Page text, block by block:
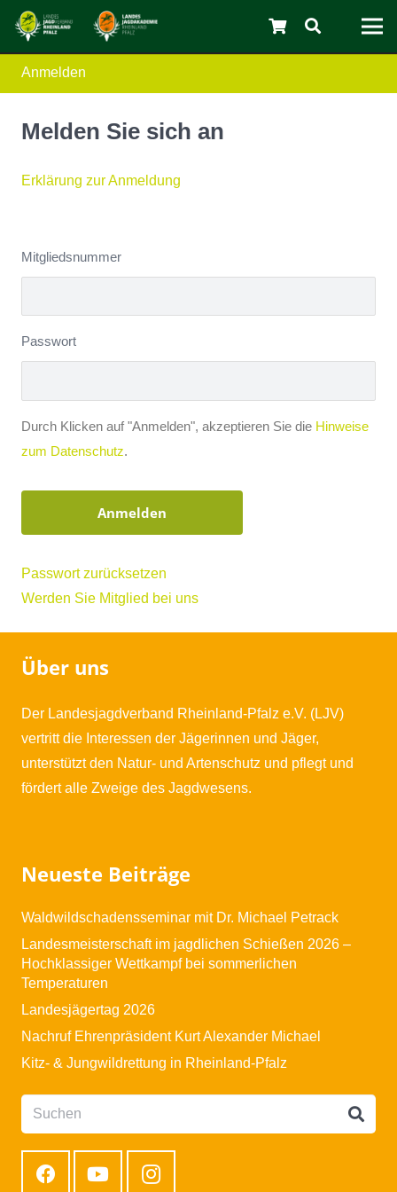
Anmelden
Melden Sie sich an
Erklärung zur Anmeldung
Mitgliedsnummer
Passwort
Durch Klicken auf "Anmelden", akzeptieren Sie die Hinweise
zum Datenschutz.
Passwort zurücksetzen
Werden Sie Mitglied bei uns
Über uns
Der Landesjagdverband Rheinland-Pfalz e.V. (LJV)
vertritt die Interessen der Jägerinnen und Jäger,
unterstützt den Natur- und Artenschutz und pflegt und
fördert alle Zweige des Jagdwesens.
Neueste Beiträge
Waldwildschadensseminar mit Dr. Michael Petrack
Landesmeisterschaft im jagdlichen Schießen 2026 –
Hochklassiger Wettkampf bei sommerlichen
Temperaturen
Landesjägertag 2026
Nachruf Ehrenpräsident Kurt Alexander Michael
Kitz- & Jungwildrettung in Rheinland-Pfalz